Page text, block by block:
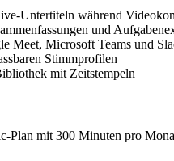
Untertiteln während
und
Meet, Microsoft Teams und
Stimmprofilen
mit Zeitstempeln
Plan mit 300 Minuten pro